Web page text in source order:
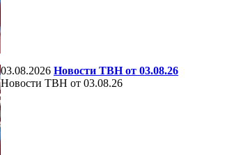
03.08.2026 Новости ТВН от 03.08.26
Новости ТВН от 03.08.26